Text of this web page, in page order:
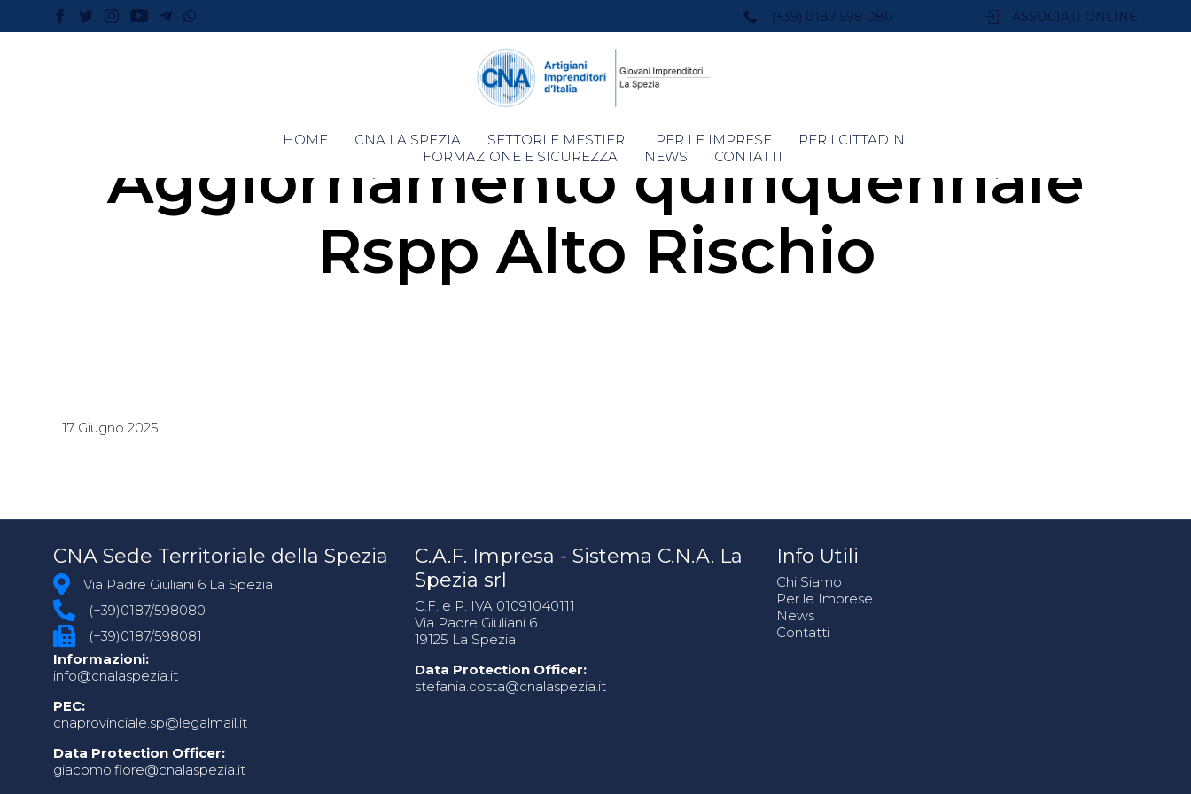
(+39) 0187 598 080 ASSOCIATI ONLINE
Skip
to
HOME CNA LA SPEZIA SETTORI E MESTIERI PER LE IMPRESE
PER I CITTADINI
FORMAZIONE E SICUREZZA
NEWS CONTATTI
Aggiornamento quinquennale
Rspp Alto Rischio
17 Giugno 2025
CNA Sede Territoriale della Spezia
Via Padre Giuliani 6 La Spezia
(+39)0187/598080
(+39)0187/598081
Informazioni:
info@cnalaspezia.it
PEC:
cnaprovinciale.sp@legalmail.it
Data Protection Officer:
giacomo.fiore@cnalaspezia.it
C.A.F. Impresa - Sistema C.N.A. La
Spezia srl
C.F. e P. IVA 01091040111
Via Padre Giuliani 6
19125 La Spezia
Data Protection Officer:
stefania.costa@cnalaspezia.it
Info Utili
Chi Siamo
Per le Imprese
News
Contatti